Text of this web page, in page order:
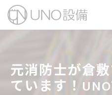
元消防士が倉
ています！